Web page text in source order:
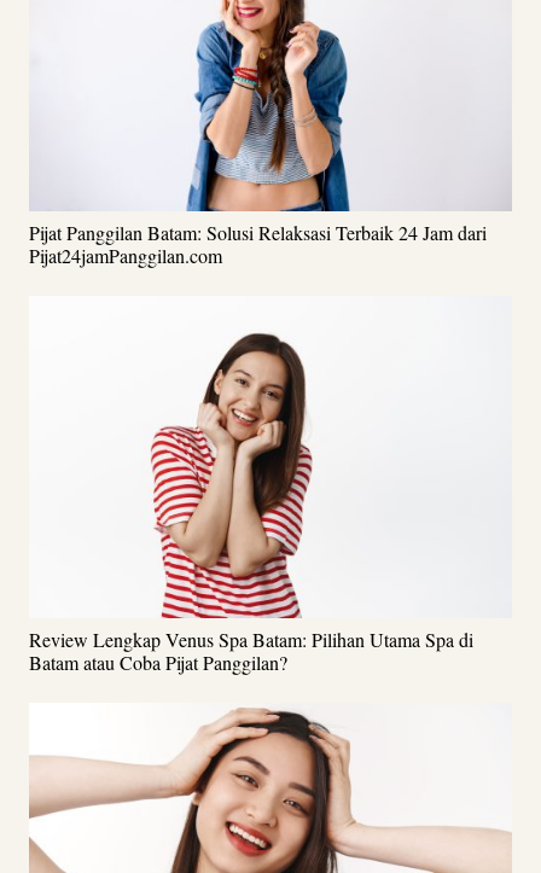
Pijat Panggilan Batam: Solusi Relaksasi Terbaik 24 Jam dari
Pijat24jamPanggilan.com
Review Lengkap Venus Spa Batam: Pilihan Utama Spa di
Batam atau Coba Pijat Panggilan?